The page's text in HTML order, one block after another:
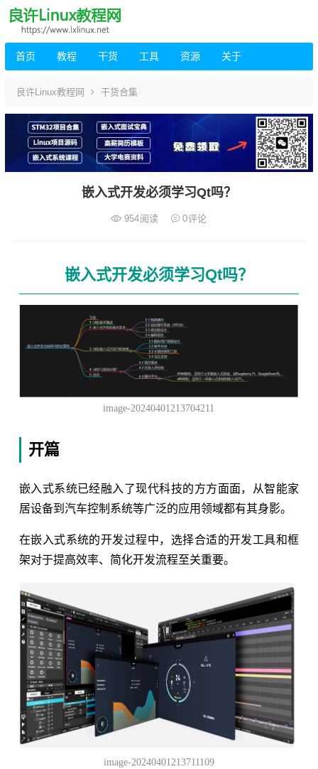
首页 教程 干货 工具 资源 关于
良许Linux教程网 干货合集
嵌入式开发必须学习Qt吗？
954阅读 0评论
嵌入式开发必须学习Qt吗？
image-20240401213704211
开篇
嵌入式系统已经融入了现代科技的方方面面，从智能家
居设备到汽车控制系统等广泛的应用领域都有其身影。
在嵌入式系统的开发过程中，选择合适的开发工具和框
架对于提高效率、简化开发流程至关重要。
image-20240401213711109